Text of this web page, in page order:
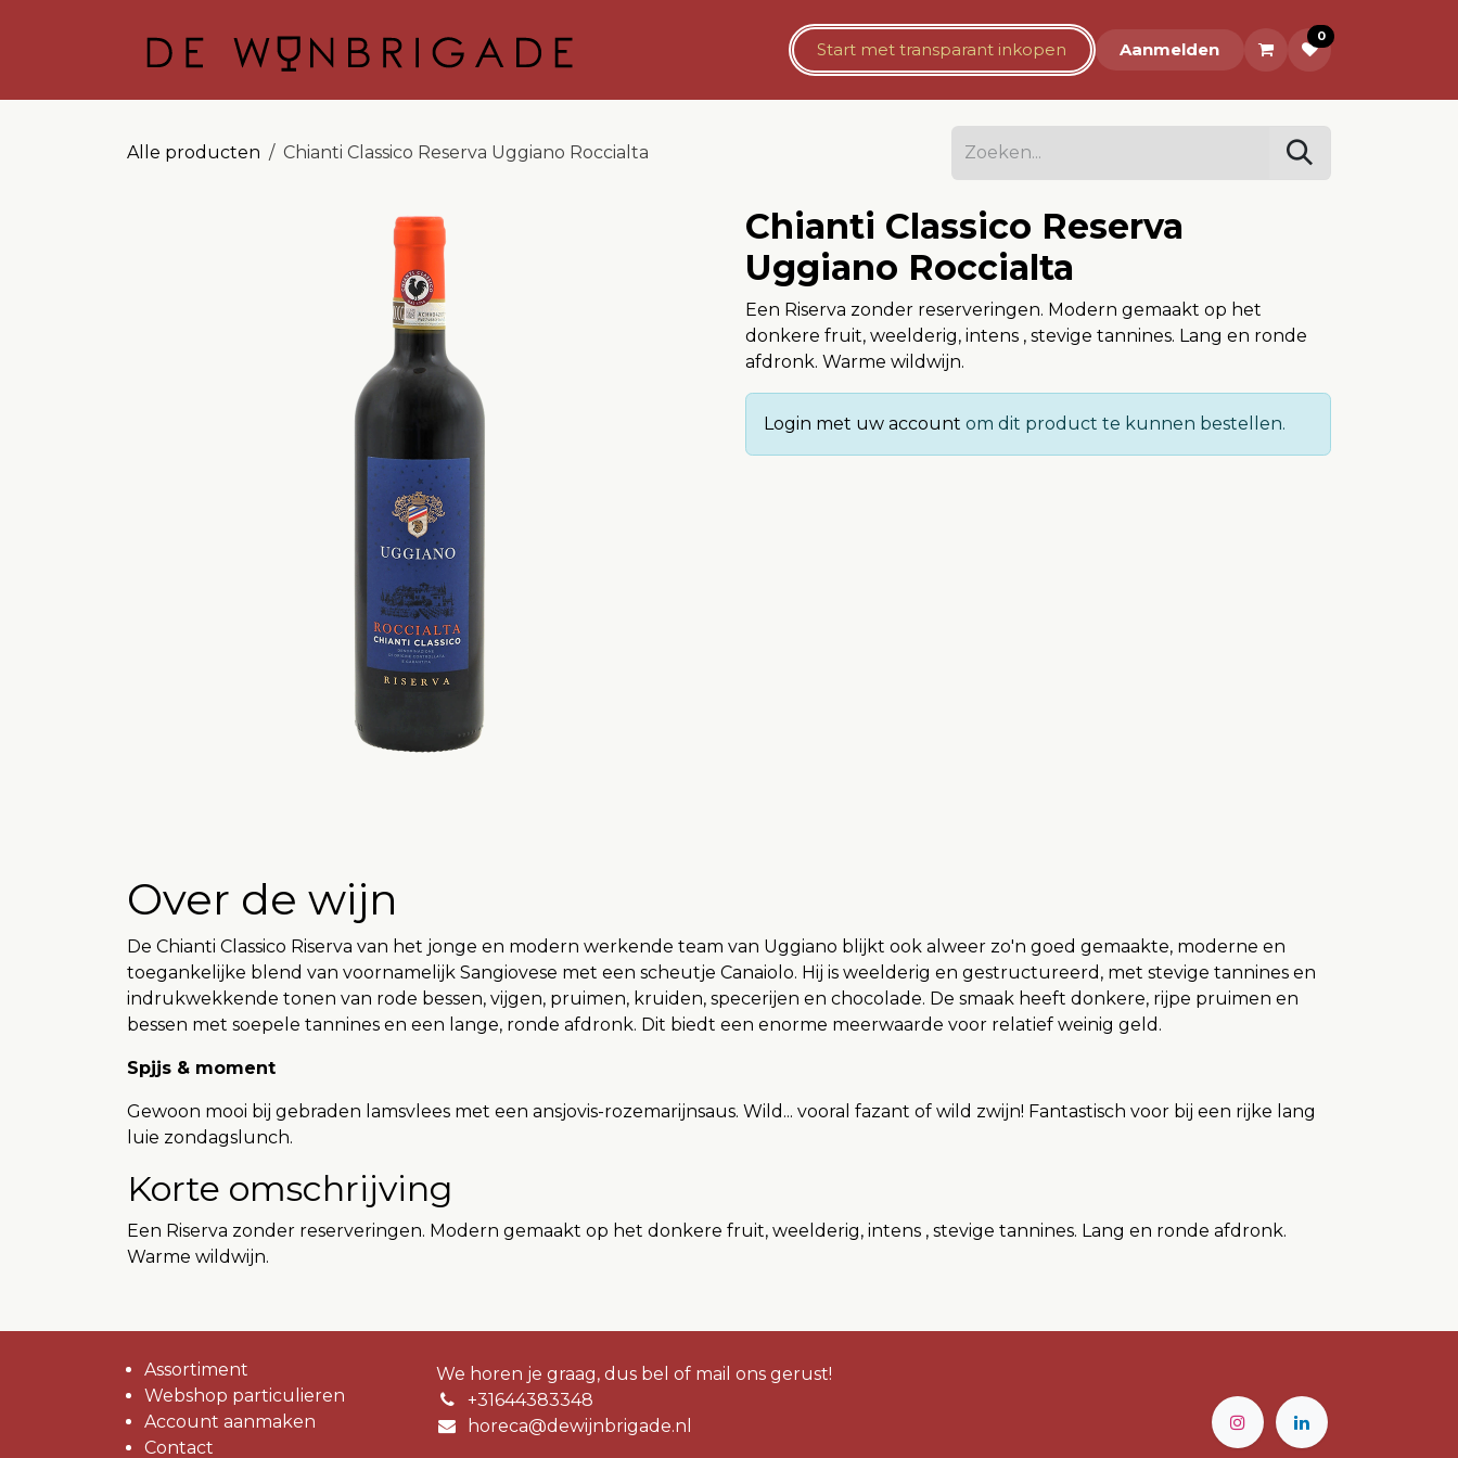
Bestelomgeving Horeca Vaste Opslag Over ons
​​Start met​transparant inkopen Aanmelden
0
Alle producten Chianti Classico Reserva Uggiano Roccialta
Chianti Classico Reserva
Uggiano Roccialta
Een Riserva zonder reserveringen. Modern gemaakt op het
donkere fruit, weelderig, intens , stevige tannines. Lang en ronde
afdronk. Warme wildwijn.
Login met uw account om dit product te kunnen bestellen.
Over de wijn
De Chianti Classico Riserva van het jonge en modern werkende team van Uggiano blijkt ook alweer zo'n goed gemaakte, moderne en
toegankelijke blend van voornamelijk Sangiovese met een scheutje Canaiolo. Hij is weelderig en gestructureerd, met stevige tannines en
indrukwekkende tonen van rode bessen, vijgen, pruimen, kruiden, specerijen en chocolade. De smaak heeft donkere, rijpe pruimen en
bessen met soepele tannines en een lange, ronde afdronk. Dit biedt een enorme meerwaarde voor relatief weinig geld.
Spjjs & moment
Gewoon mooi bij gebraden lamsvlees met een ansjovis-rozemarijnsaus. Wild... vooral fazant of wild zwijn! Fantastisch voor bij een rijke lang
luie zondagslunch.
Korte omschrijving
Een Riserva zonder reserveringen. Modern gemaakt op het donkere fruit, weelderig, intens , stevige tannines. Lang en ronde afdronk.
Warme wildwijn.
Assortiment
Webshop particulieren
Account aanmaken
Contact
We horen je graag, dus bel of mail ons gerust!
+31644383348
horeca@dewijnbrigade.nl